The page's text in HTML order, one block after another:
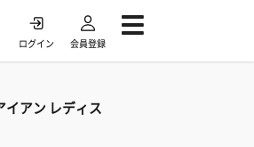
ログイン 会員登録
イアン レディス